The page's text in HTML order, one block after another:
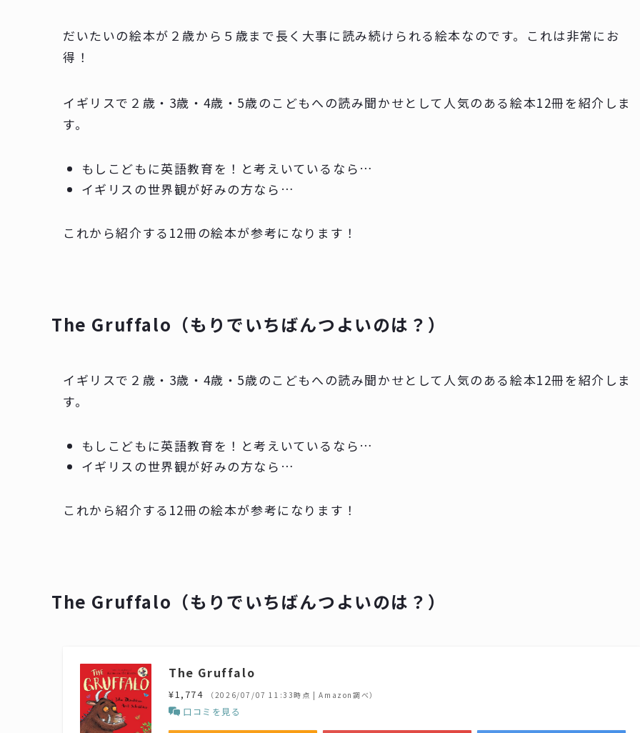
だいたいの絵本が２歳から５歳まで長く大事に読み続けられる絵本なのです。これは非常にお
得！
イギリスで２歳・3歳・4歳・5歳のこどもへの読み聞かせとして人気のある絵本12冊を紹介しま
す。
もしこどもに英語教育を！と考えいているなら…
イギリスの世界観が好みの方なら…
これから紹介する12冊の絵本が参考になります！
The Gruffalo（もりでいちばんつよいのは？）
イギリスで２歳・3歳・4歳・5歳のこどもへの読み聞かせとして人気のある絵本12冊を紹介しま
す。
もしこどもに英語教育を！と考えいているなら…
イギリスの世界観が好みの方なら…
これから紹介する12冊の絵本が参考になります！
The Gruffalo（もりでいちばんつよいのは？）
The Gruffalo
¥1,774 （2026/07/07 11:33時点 | Amazon調べ）
口コミを見る